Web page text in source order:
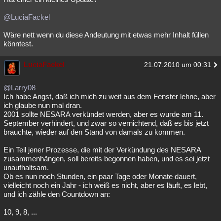
@LuciaFackel
Wäre nett wenn du diese Andeutung mit etwas mehr Inhalt füllen
könntest.
LuciaFackel 21.07.2010 um 00:31
@Larry08
Ich habe Angst, daß ich mich zu weit aus dem Fenster lehne, aber
ich glaube nun mal dran.
2001 sollte NESARA verkündet werden, aber es wurde am 11.
September verhindert, und zwar so vernichtend, daß es bis jetzt
brauchte, wieder auf den Stand von damals zu kommen.
Ein Teil jener Prozesse, die mit der Verkündung des NESARA
zusammenhängen, soll bereits begonnen haben, und es sei jetzt
unaufhaltsam.
Ob es nun noch Stunden, ein paar Tage oder Monate dauert,
vielleicht noch ein Jahr - ich weiß es nicht, aber es läuft, es lebt,
und ich zähle den Countdown an:
10, 9, 8, ...